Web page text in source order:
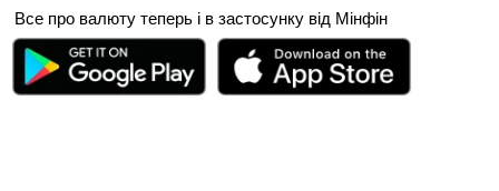
Все про валюту теперь і в застосунку від Мінфін